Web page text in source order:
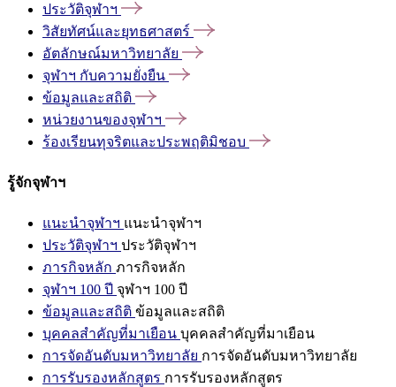
ประวัติจุฬาฯ
วิสัยทัศน์และยุทธศาสตร์
อัตลักษณ์มหาวิทยาลัย
จุฬาฯ กับความยั่งยืน
ข้อมูลและสถิติ
หน่วยงานของจุฬาฯ
ร้องเรียนทุจริตและประพฤติมิชอบ
รู้จักจุฬาฯ
แนะนำจุฬาฯ แนะนำจุฬาฯ
ประวัติจุฬาฯ ประวัติจุฬาฯ
ภารกิจหลัก ภารกิจหลัก
จุฬาฯ 100 ปี จุฬาฯ 100 ปี
ข้อมูลและสถิติ ข้อมูลและสถิติ
บุคคลสำคัญที่มาเยือน บุคคลสำคัญที่มาเยือน
การจัดอันดับมหาวิทยาลัย การจัดอันดับมหาวิทยาลัย
การรับรองหลักสูตร การรับรองหลักสูตร